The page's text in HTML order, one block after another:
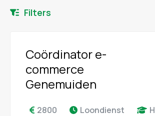
Filters
Coördinator e-
commerce
Genemuiden
2800 Loondienst